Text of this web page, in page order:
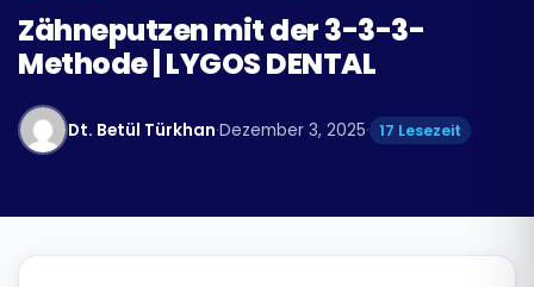
Français
Português
Zähneputzen mit der 3-3-3-
Methode | LYGOS DENTAL
Dt. Betül Türkhan·Dezember 3, 2025· 17 Lesezeit